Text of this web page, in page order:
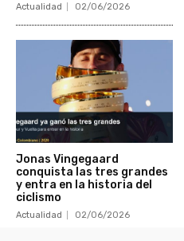
Actualidad 02/06/2026
Jonas Vingegaard
conquista las tres grandes
y entra en la historia del
ciclismo
Actualidad 02/06/2026